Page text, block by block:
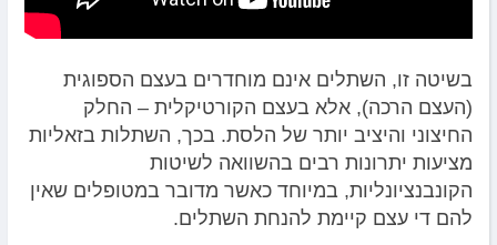
בשיטה זו, השתלים אינם מוחדרים בעצם הספוגית
(העצם הרכה), אלא בעצם הקורטיקלית – החלק
החיצוני והיציב יותר של הלסת. בכך, השתלות בזאליות
מציעות יתרונות רבים בהשוואה לשיטות
הקונבנציונליות, במיוחד כאשר מדובר במטופלים שאין
להם די עצם קיימת להנחת השתלים.